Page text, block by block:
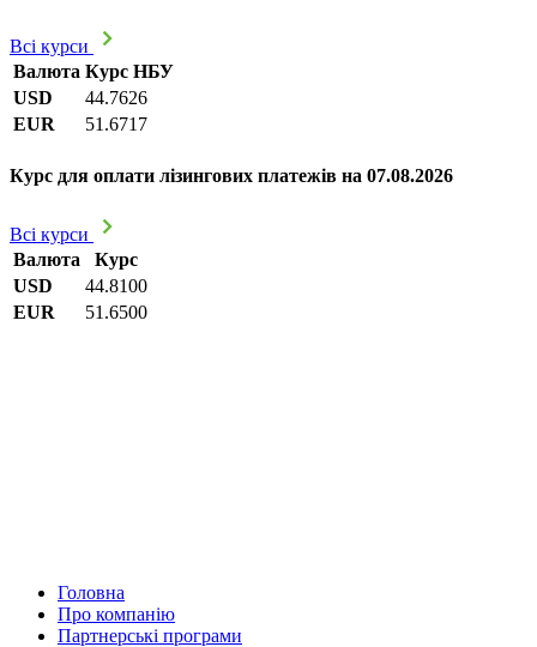
Всі курси
Валюта Курс НБУ
USD
44.7626
EUR
51.6717
Курс для оплати лізингових платежів на 07.08.2026
Всі курси
Валюта
Курс
USD
44.8100
EUR
51.6500
Головна
Про компанію
Партнерські програми